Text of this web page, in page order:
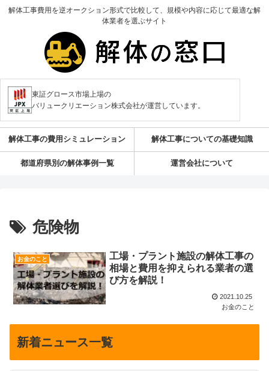
解体工事費用を逆オークション形式で比較して、規模や内容に応じて最適な解
体業者を選ぶサイト
東証グロース市場上場の
バリュークリエーション株式会社が運営しています。
解体工事の費用シミュレーション 解体工事についての基礎知識
都道府県別の解体事例一覧 運営会社について
危険物
お金のこと
工場・プラント施設の解体工事の
相場と費用を抑えられる業者の選
び方を解説！
2021.10.25
お金のこと
新着ニュース一覧